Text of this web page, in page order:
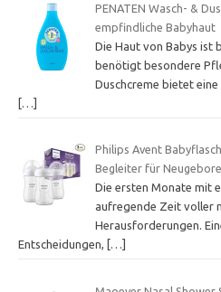
PENATEN Wasch- &
empfindliche Babyhaut
Die Haut von Babys ist
benötigt besondere
Duschcreme bietet
[…]
Philips Avent
Begleiter für
Die ersten Monate mit
aufregende Zeit voller
Herausforderungen.
Entscheidungen,
[…]